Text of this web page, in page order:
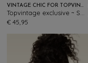
VINTAGE CHIC FOR TOPVINTAGE
€ 45,95